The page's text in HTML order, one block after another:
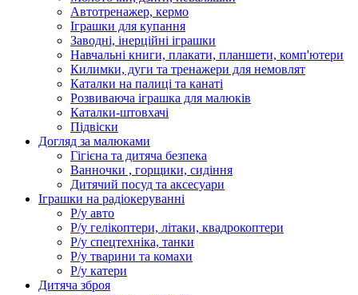
Автотренажер, кермо
Іграшки для купання
Заводні, інерційні іграшки
Навчальні книги, плакати, планшети, комп'ютери
Килимки, дуги та тренажери для немовлят
Каталки на палиці та канаті
Розвиваюча іграшка для малюків
Каталки-штовхачі
Підвіски
Догляд за малюками
Гігієна та дитяча безпека
Ванночки , горщики, сидіння
Дитячий посуд та аксесуари
Іграшки на радіокеруванні
Р/у авто
Р/у гелікоптери, літаки, квадрокоптери
Р/у спецтехніка, танки
Р/у тварини та комахи
Р/у катери
Дитяча зброя